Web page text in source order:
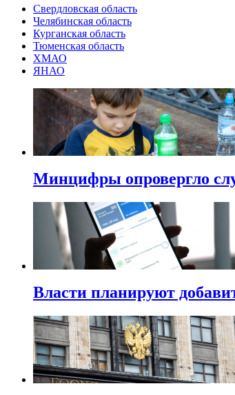
Свердловская область
Челябинская область
Курганская область
Тюменская область
ХМАО
ЯНАО
Минцифры опровергло
Власти планируют